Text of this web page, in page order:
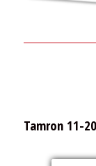
Tamron 11-